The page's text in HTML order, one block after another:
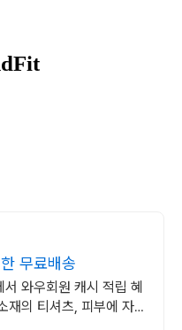
무료배송
와우회원 캐시 적립 혜
재의 티셔츠, 피부에 자극